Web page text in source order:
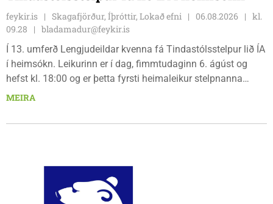
feykir.is Skagafjörður, Íþróttir, Lokað efni 06.08.2026
kl.
09.28
bladamadur@feykir.is
Í 13. umferð Lengjudeildar kvenna fá Tindastólsstelpur lið ÍA
í heimsókn. Leikurinn er í dag, fimmtudaginn 6. ágúst og
hefst kl. 18:00 og er þetta fyrsti heimaleikur stelpnanna
síðan 18. júlí. Spáin fyrir leikinn er fín, lítil háttar rigning og
veðri og skella sér á völlinn.
MEIRA